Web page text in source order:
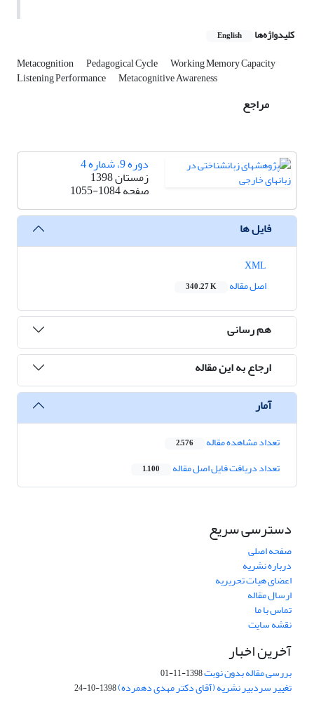
کلیدواژه‌ها English
Metacognition Pedagogical Cycle Working Memory Capacity
Listening Performance Metacognitive Awareness
مراجع
دوره 9، شماره 4
زمستان 1398
صفحه1055-1084
فایل ها
اصل مقاله
340.27 K
هم رسانی
ارجاع به این مقاله
آمار
تعداد مشاهده مقاله 2,576
تعداد دریافت فایل اصل مقاله 1,100
دسترسی سریع
صفحه اصلی
درباره نشریه
اعضای هیات تحریریه
ارسال مقاله
تماس با ما
نقشه سایت
آخرین اخبار
بررسی مقاله بدون نوبت1398-11-01
تغییر سردبیر نشریه (آقای دکتر مهدی دهمرده)1398-10-24